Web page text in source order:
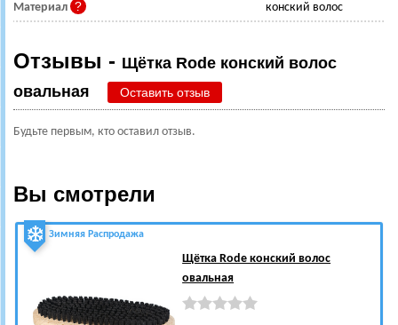
Материал конский волос
Отзывы - Щётка Rode конский волос
овальная
Оставить отзыв
Будьте первым, кто оставил отзыв.
Вы смотрели
Зимняя Распродажа
Щётка Rode конский волос
овальная